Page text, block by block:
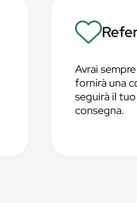
Avrai
fornirà una
seguirà il
consegna.